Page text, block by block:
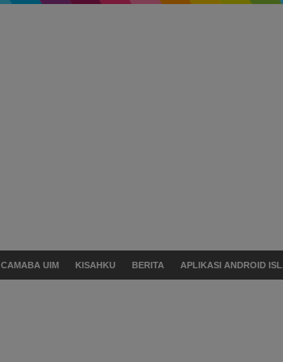
CAMABA UIM KISAHKU BERITA APLIKASI ANDROID